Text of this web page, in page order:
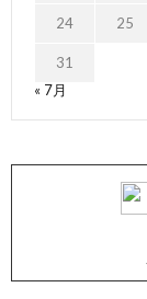
24 25
31
« 7月